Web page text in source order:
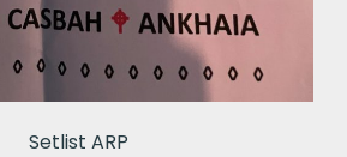
Setlist ARP